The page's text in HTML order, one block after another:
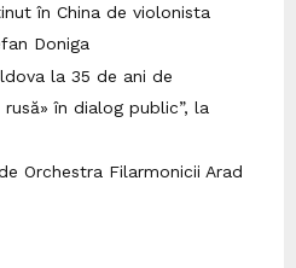
în China de violonista
Doniga
la 35 de ani de
în dialog public”, la
Orchestra Filarmonicii Arad